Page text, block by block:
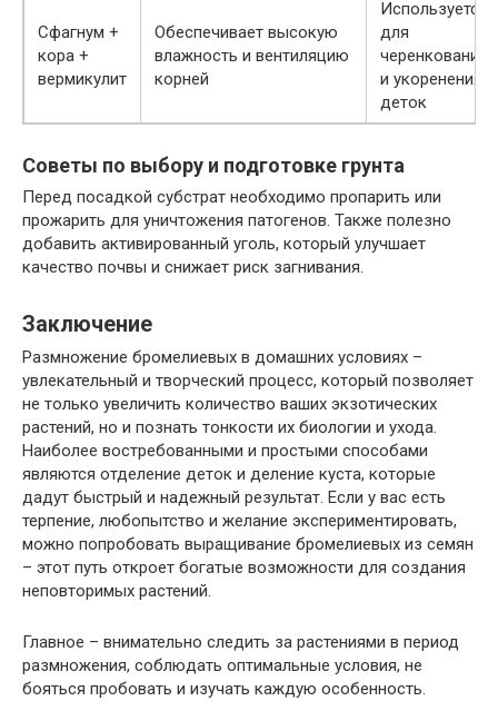
Сфагнум +
кора +
вермикулит
Обеспечивает высокую
влажность и вентиляцию
корней
Используется
для
черенкования
и укоренения
деток
Советы по выбору и подготовке грунта
Перед посадкой субстрат необходимо пропарить или
прожарить для уничтожения патогенов. Также полезно
добавить активированный уголь, который улучшает
качество почвы и снижает риск загнивания.
Заключение
Размножение бромелиевых в домашних условиях –
увлекательный и творческий процесс, который позволяет
не только увеличить количество ваших экзотических
растений, но и познать тонкости их биологии и ухода.
Наиболее востребованными и простыми способами
являются отделение деток и деление куста, которые
дадут быстрый и надежный результат. Если у вас есть
терпение, любопытство и желание экспериментировать,
можно попробовать выращивание бромелиевых из семян
– этот путь откроет богатые возможности для создания
неповторимых растений.
Главное – внимательно следить за растениями в период
размножения, соблюдать оптимальные условия, не
бояться пробовать и изучать каждую особенность.